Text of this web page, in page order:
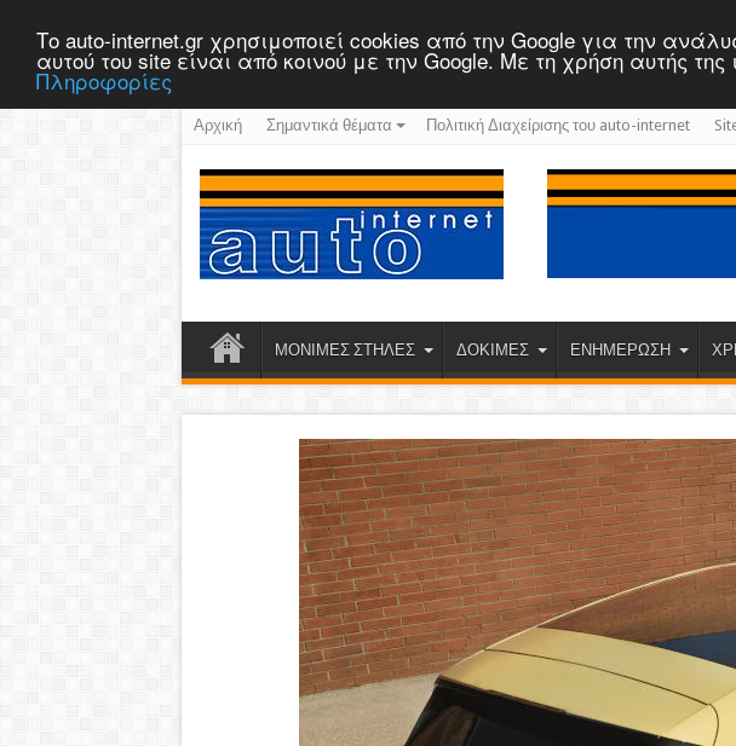
Το auto-internet.gr χρησιμοποιεί cookies από την Google για την
αυτού του site είναι από κοινού με την Google. Με τη χρήση αυτής
Πληροφορίες
Αρχική Σημαντικά θέματα Πολιτική Διαχείρισης του auto-internet
ΜΟΝΙΜΕΣ ΣΤΗΛΕΣ ΔΟΚΙΜΕΣ ΕΝΗΜΕΡΩΣΗ